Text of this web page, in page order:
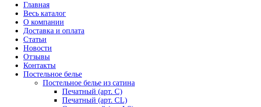
Главная
Весь каталог
О компании
Доставка и оплата
Статьи
Новости
Отзывы
Контакты
Постельное белье
Постельное белье из сатина
Печатный (арт. С)
Печатный (арт. СL)